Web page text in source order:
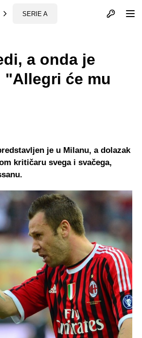
SERIE A Otvori profil
a onda je
"Allegri će mu
je u Milanu, a dolazak
kritičaru svega i svačega,